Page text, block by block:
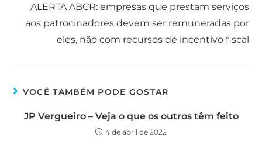
ALERTA ABCR: empresas que prestam serviços
aos patrocinadores devem ser remuneradas por
eles, não com recursos de incentivo fiscal
VOCÊ TAMBÉM PODE GOSTAR
JP Vergueiro – Veja o que os outros têm feito
4 de abril de 2022